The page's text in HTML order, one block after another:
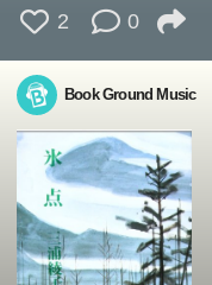
2 0
Book Ground Music